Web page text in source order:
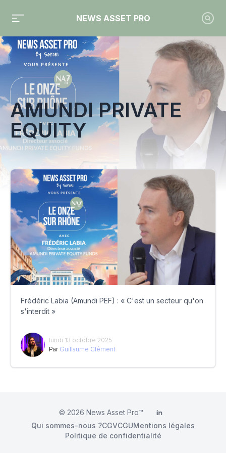
NEWS ASSET PRO
Toute l'actualité sur le tag "Amundi Private Equity"
AMUNDI PRIVATE
EQUITY
Frédéric Labia (Amundi PEF) : « C'est un secteur qu'on
s'interdit »
lundi 13 octobre 2025
Par Guillaume Clément
© 2026 News Asset Pro™ LinkedIn
Qui sommes-nous ?CGVCGUMentions légales
Politique de confidentialité